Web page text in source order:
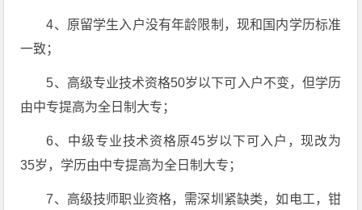
4、原留学生入户没有年龄限制，现和国内学历标准
一致；
5、高级专业技术资格50岁以下可入户不变，但学历
由中专提高为全日制大专；
6、中级专业技术资格原45岁以下可入户，现改为
35岁，学历由中专提高为全日制大专；
7、高级技师职业资格，需深圳紧缺类，如电工，钳